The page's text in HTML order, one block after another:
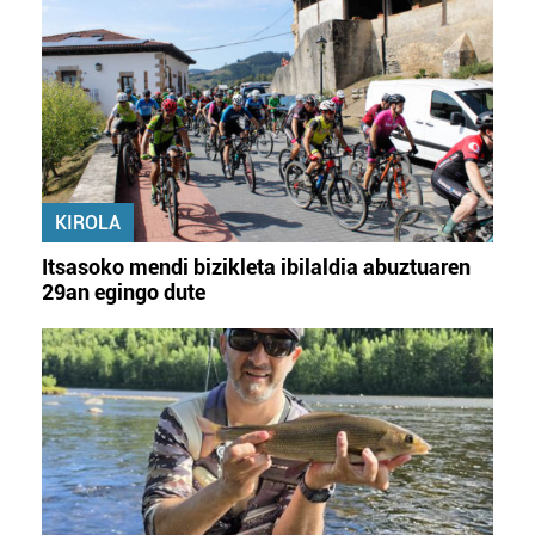
erabiltzeko baimen esplizitua ematen diguzu.Gehiago
irakurri
KIROLA
Itsasoko mendi bizikleta ibilaldia abuztuaren
29an egingo dute